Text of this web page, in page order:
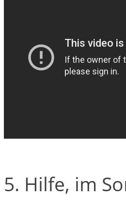
5. Hilfe, im